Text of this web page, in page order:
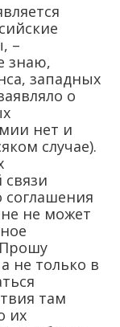
–
знаю,
западных
о
нет и
случае).
связи
не может
не только в
там
их